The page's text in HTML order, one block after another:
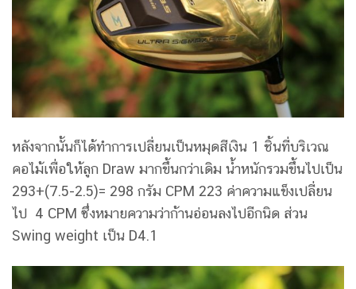
หลังจากนั้นก็ได้ทำการเปลี่ยนเป็นหมุดสีเงิน 1 ชิ้นที่บริเวณ
คอไม้เพื่อให้ลูก Draw มากขึ้นกว่าเดิม น้ำหนักรวมขึ้นไปเป็น
293+(7.5-2.5)= 298 กรัม CPM 223 ค่าความแข็งเปลี่ยน
ไป 4 CPM ซึ่งหมายความว่าก้านอ่อนลงไปอีกนิด ส่วน
Swing weight เป็น D4.1